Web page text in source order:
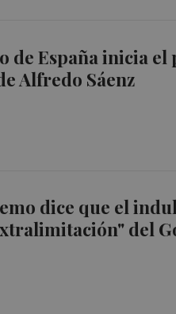
de España inicia
Alfredo Sáenz
dice que el
del